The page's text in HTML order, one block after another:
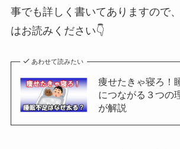
事でも詳しく書いてありますので
はお読みください👇
あわせて読みたい
痩せたきゃ寝ろ！
につながる３つの
が解説